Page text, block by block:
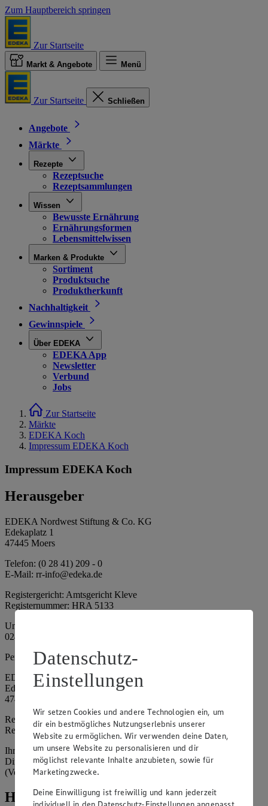
Zum Hauptbereich springen
Zur Startseite
Markt & Angebote Menü
Zur Startseite Schließen
Angebote
Märkte
Rezepte
Rezeptsuche
Rezeptsammlungen
Wissen
Bewusste Ernährung
Ernährungsformen
Lebensmittelwissen
Marken & Produkte
Sortiment
Produktsuche
Produktherkunft
Nachhaltigkeit
Gewinnspiele
Über EDEKA
EDEKA App
Newsletter
Verbund
Jobs
Zur Startseite
Märkte
EDEKA Koch
Impressum EDEKA Koch
Impressum EDEKA Koch
Herausgeber
EDEKA Nordwest Stiftung & Co. KG
Edekaplatz 1
47445 Moers
Telefon: (0 28 41) 209 - 0
E-Mail: rr-info@edeka.de
Registergericht: Amtsgericht Kleve
Registernummer: HRA 5133
Umsatzsteuer-Identifikationsnummer gem. § 27a UStG: DE 335
024 695
Persönlich haftende Gesellschafterin:
EDEKA Nordwest Handelsstiftung e. K.
Edekaplatz 1
47445 Moers
Registergericht: Amtsgericht Kleve
Registernummer: HRA 5132
Ihrerseits vertreten durch: Frank Breuer (Vorstandsvorsitzender),
Dirk Neuhaus (Vorstandsvorsitzender), Peter Wagener
(Vorstandsvorsitzender)
Hinweise
Datenschutz-
Einstellungen
Wir setzen Cookies und andere Technologien ein, um
dir ein bestmögliches Nutzungserlebnis unserer
Website zu ermöglichen. Wir verwenden deine Daten,
um unsere Website zu personalisieren und dir
möglichst relevante Inhalte anzubieten, sowie für
Marketingzwecke.
Deine Einwilligung ist freiwillig und kann jederzeit